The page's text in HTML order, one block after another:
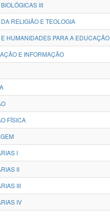
III
RELIGIÃO E TEOLOGIA
HUMANIDADES PARA A
E INFORMAÇÃO
FÍSICA
I
II
III
IV